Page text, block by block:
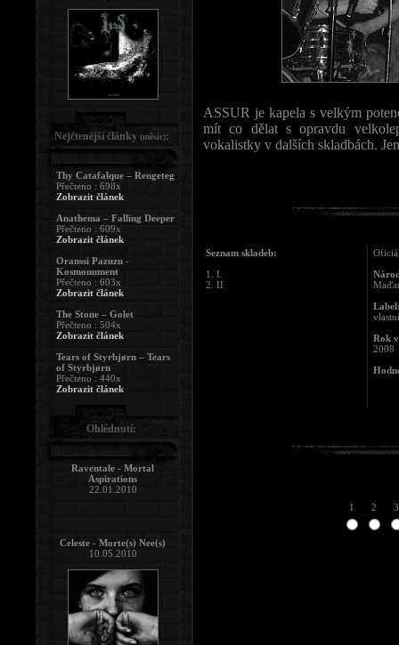
ASSUR je kapela s velkým
mít co dělat s opravdu
vokalistky v dalších skladbách.
Seznam skladeb:
1. I.
2. II.
Rok
2008
1 2 3
Nejčtenější články (měsíc):
Thy Catafalque – Rengeteg
Přečteno : 698x
Zobrazit článek
Anathema – Falling Deeper
Přečteno : 609x
Zobrazit článek
Oranssi Pazuzu -
Kosmonument
Přečteno : 603x
Zobrazit článek
The Stone – Golet
Přečteno : 504x
Zobrazit článek
Tears of Styrbjørn – Tears
of Styrbjørn
Přečteno : 440x
Zobrazit článek
Ohlédnutí:
Raventale - Mortal
Aspirations
22.01.2010
Celeste - Morte(s) Nee(s)
10.05.2010